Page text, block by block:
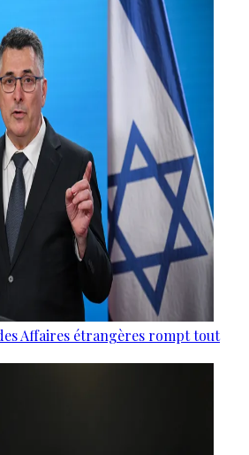
Affaires étrangères rompt tout